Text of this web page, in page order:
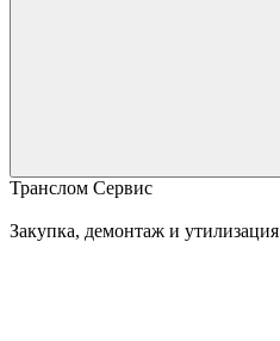
Транслом Сервис
Закупка, демонтаж и утилизация